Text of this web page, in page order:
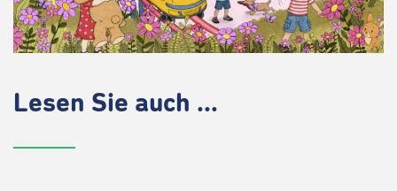
Lesen Sie auch ...